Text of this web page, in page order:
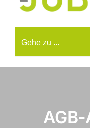
Gehe zu ...